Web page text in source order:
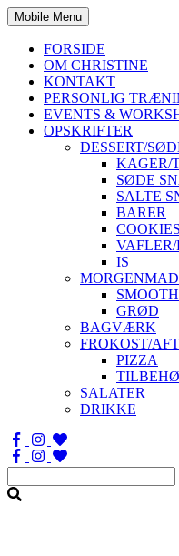
Mobile Menu
FORSIDE
OM CHRISTINE
KONTAKT
PERSONLIG
EVENTS &
OPSKRIFTER
DESSERT/
KAGER/
SØDE
SALTE
BARER
IS
MORGENMAD
GRØD
BAGVÆRK
FROKOST/
PIZZA
SALATER
DRIKKE
Søg
efter: